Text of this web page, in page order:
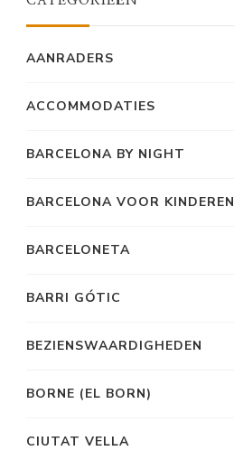
AANRADERS
ACCOMMODATIES
BARCELONA BY NIGHT
BARCELONA VOOR KINDEREN
BARCELONETA
BARRI GÓTIC
BEZIENSWAARDIGHEDEN
BORNE (EL BORN)
CIUTAT VELLA